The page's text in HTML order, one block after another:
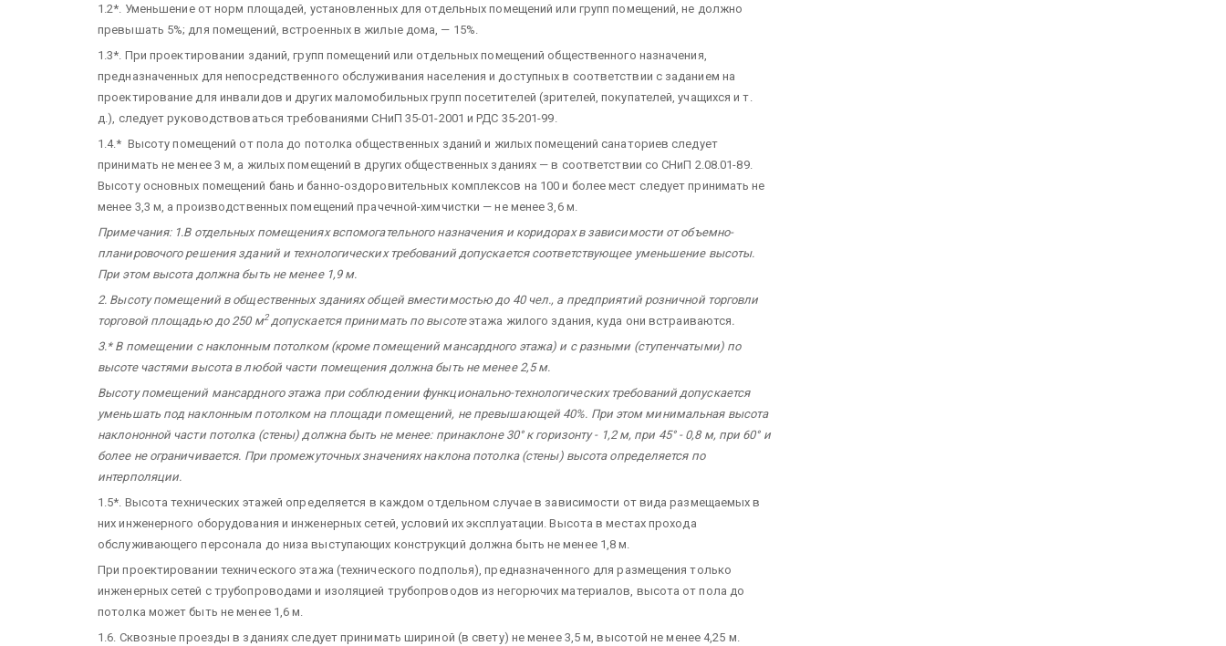
1.2*. Уменьшение от норм площадей, установленных для отдельных помещений или групп помещений, не должно
превышать 5%; для помещений, встроенных в жилые дома, — 15%.
1.3*. При проектировании зданий, групп помещений или отдельных помещений общественного назначения,
предназначенных для непосредственного обслуживания населения и доступных в соответствии с заданием на
проектирование для инвалидов и других маломобильных групп посетителей (зрителей, покупателей, учащихся и т.
д.), следует руководствоваться требованиями СНиП 35-01-2001 и РДС 35-201-99.
1.4.* Высоту помещений от пола до потолка общественных зданий и жилых помещений санаториев следует
принимать не менее 3 м, а жилых помещений в других общественных зданиях — в соответствии со СНиП 2.08.01-89.
Высоту основных помещений бань и банно-оздоровительных комплексов на 100 и более мест следует принимать не
менее 3,3 м, а производственных помещений прачечной-химчистки — не менее 3,6 м.
Примечания: 1.В отдельных помещениях вспомогательного назначения и коридорах в зависимости от объемно-
планировочого решения зданий и технологических требований допускается соответствующее уменьшение высоты.
При этом высота должна быть не менее 1,9 м.
2. Высоту помещений в общественных зданиях общей вместимостью до 40 чел., а предприятий розничной торговли
торговой площадью до 250 м2допускается принимать по высотеэтажа жилого здания, куда они встраиваются
3.* В помещении с наклонным потолком (кроме помещений мансардного этажа) и с разными (ступенчатыми) по
высоте частями высота в любой части помещения должна быть не менее 2,5 м.
Высоту помещений мансардного этажа при соблюдении функционально-технологических требований допускается
уменьшать под наклонным потолком на площади помещений, не превышающей 40%. При этом минимальная высота
наклононной части потолка (стены) должна быть не менее: принаклоне 30° к горизонту - 1,2 м, при 45° - 0,8 м, при 60° и
более не ограничивается. При промежуточных значениях наклона потолка (стены) высота определяется по
интерполяции.
1.5*. Высота технических этажей определяется в каждом отдельном случае в зависимости от вида размещаемых в
них инженерного оборудования и инженерных сетей, условий их эксплуатации. Высота в местах прохода
обслуживающего персонала до низа выступающих конструкций должна быть не менее 1,8 м.
При проектировании технического этажа (технического подполья), предназначенного для размещения только
инженерных сетей с трубопроводами и изоляцией трубопроводов из негорючих материалов, высота от пола до
потолка может быть не менее 1,6 м.
1.6. Сквозные проезды в зданиях следует принимать шириной (в свету) не менее 3,5 м, высотой не менее 4,25 м.